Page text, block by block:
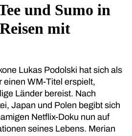
und Sumo in
mit
Lukas Podolski hat sich als
einen WM-Titel erspielt,
Länder bereist. Nach
Japan und Polen begibt sich
Netflix-Doku nun auf
seines Lebens. Merian